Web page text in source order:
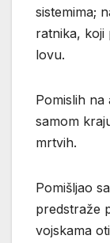
sistemima;
ratnika, koji
lovu.
Pomislih na
samom
mrtvih.
Pomišljao
predstraže
vojskama